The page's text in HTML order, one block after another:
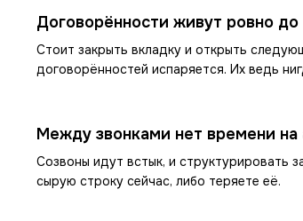
Договорённости живут ровно
Стоит закрыть вкладку и открыть
договорённостей испаряется. Их ведь
Между звонками нет времени на
Созвоны идут встык, и структурировать
сырую строку сейчас, либо теряете её.